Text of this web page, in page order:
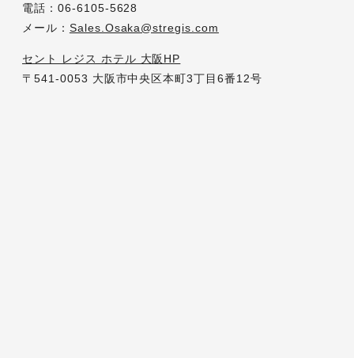
電話：06-6105-5628
メール： Sales.Osaka@stregis.com
セント レジス ホテル 大阪HP
〒541-0053 大阪市中央区本町3丁目6番12号